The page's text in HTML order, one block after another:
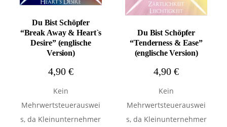
Du Bist Schöpfer
“Break Away & Heart`s
Desire” (englische
Version)
4,90 €
Kein
Mehrwertsteuerauswei
s, da Kleinunternehmer
Du Bist Schöpfer
“Tenderness & Ease”
(englische Version)
4,90€
Kein
Mehrwertsteuerauswei
s, da Kleinunternehmer